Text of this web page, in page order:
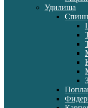
Удилища